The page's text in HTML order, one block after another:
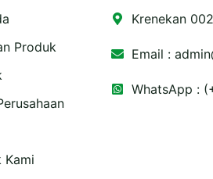
Produk
Kami
Krenekan
Email :
WhatsApp :